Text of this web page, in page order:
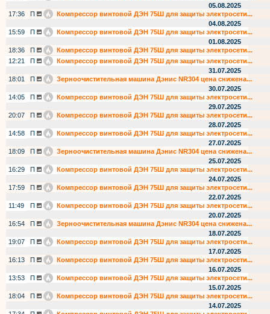
05.08.2025
17:36
П
Компрессор винтовой ДЭН 75Ш для защиты электросети...
04.08.2025
15:59
П
Компрессор винтовой ДЭН 75Ш для защиты электросети...
01.08.2025
18:36
П
Компрессор винтовой ДЭН 75Ш для защиты электросети...
12:21
П
Компрессор винтовой ДЭН 75Ш для защиты электросети...
31.07.2025
18:01
П
Зерноочистительная машина Дэнис NR304 цена снижена...
30.07.2025
14:05
П
Компрессор винтовой ДЭН 75Ш для защиты электросети...
29.07.2025
20:07
П
Компрессор винтовой ДЭН 75Ш для защиты электросети...
28.07.2025
14:58
П
Компрессор винтовой ДЭН 75Ш для защиты электросети...
27.07.2025
18:09
П
Зерноочистительная машина Дэнис NR304 цена снижена...
25.07.2025
16:29
П
Компрессор винтовой ДЭН 75Ш для защиты электросети...
24.07.2025
17:59
П
Компрессор винтовой ДЭН 75Ш для защиты электросети...
22.07.2025
11:49
П
Компрессор винтовой ДЭН 75Ш для защиты электросети...
20.07.2025
16:54
П
Зерноочистительная машина Дэнис NR304 цена снижена...
18.07.2025
19:07
П
Компрессор винтовой ДЭН 75Ш для защиты электросети...
17.07.2025
16:13
П
Компрессор винтовой ДЭН 75Ш для защиты электросети...
16.07.2025
13:53
П
Компрессор винтовой ДЭН 75Ш для защиты электросети...
15.07.2025
18:04
П
Компрессор винтовой ДЭН 75Ш для защиты электросети...
14.07.2025